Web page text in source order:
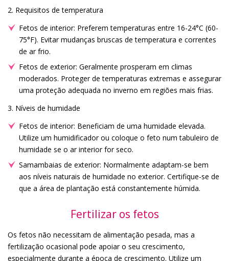
2. Requisitos de temperatura
Fetos de interior: Preferem temperaturas entre 16-24°C (60-
75°F). Evitar mudanças bruscas de temperatura e correntes
de ar frio.
Fetos de exterior: Geralmente prosperam em climas
moderados. Proteger de temperaturas extremas e assegurar
uma proteção adequada no inverno em regiões mais frias.
3. Níveis de humidade
Fetos de interior: Beneficiam de uma humidade elevada.
Utilize um humidificador ou coloque o feto num tabuleiro de
humidade se o ar interior for seco.
Samambaias de exterior: Normalmente adaptam-se bem
aos níveis naturais de humidade no exterior. Certifique-se de
que a área de plantação está constantemente húmida.
Fertilizar os fetos
Os fetos não necessitam de alimentação pesada, mas a
fertilização ocasional pode apoiar o seu crescimento,
especialmente durante a época de crescimento. Utilize um